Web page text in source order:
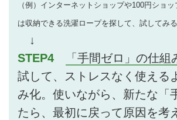
（例）インターネットショップや100円ショ
は収納できる洗濯ロープを探して、試してみる
↓
STEP4
「手間ゼロ」の仕組
試して、ストレスなく使える
み化。使いながら、新たな「
たら、最初に戻って原因を考